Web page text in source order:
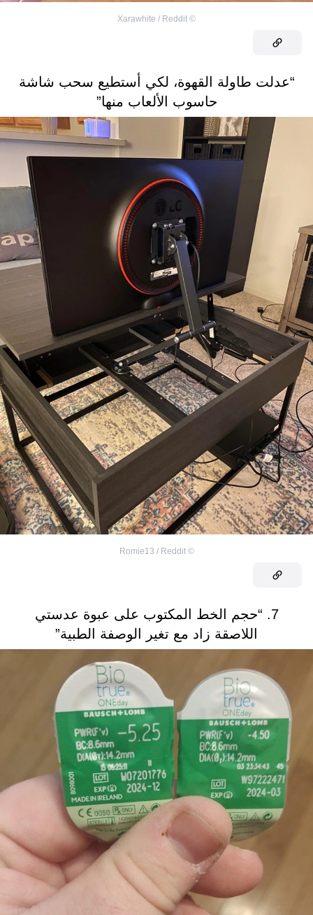
©
Xarawhite / Reddit
“عدلت طاولة القهوة، لكي أستطيع سحب شاشة
حاسوب الألعاب منها”
©
Romie13 / Reddit
7. “حجم الخط المكتوب على عبوة عدستي
اللاصقة زاد مع تغير الوصفة الطبية”